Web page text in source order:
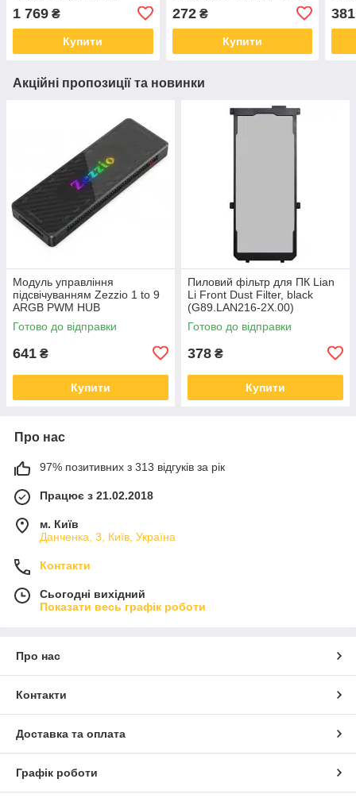
1 769 ₴
Купити
272₴
Купити
381
Акційні пропозиції та новинки
Модуль управління
підсвічуванням Zezzio 1 to 9
ARGB PWM HUB
Готово до відправки
641 ₴
Купити
Пиловий фільтр для ПК Lian
Li Front Dust Filter, black
(G89.LAN216-2X.00)
Готово до відправки
378 ₴
Купити
Про нас
97% позитивних з 313 відгуків за рік
Працює з 21.02.2018
м. Київ
Данченка, 3, Київ, Україна
Контакти
Сьогодні вихідний
Показати весь графік роботи
Про нас
Контакти
Доставка та оплата
Графік роботи